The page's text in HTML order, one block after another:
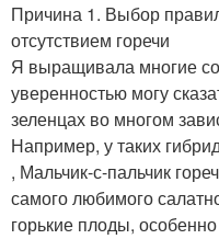
Причина 1. Выбор
отсутствием горечи
Я выращивала многие
уверенностью могу
зеленцах во многом
Например, у таких
, Мальчик-с-пальчик
самого любимого
горькие плоды,